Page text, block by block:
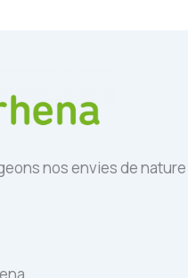
nos envies de nature